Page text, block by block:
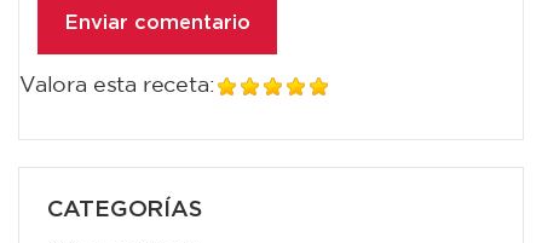
Valora esta receta:
CATEGORÍAS